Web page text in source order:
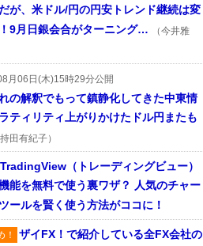
が、米ドル/円の円安トレンド継続は変
9月日銀会合がターニング…
（今井雅
月06日(木)15時29分公開
の解釈でもって鎮静化してきた中東情
ティリティ上がりかけたドル円またも
持田有紀子）
TradingView（トレーディングビュー）
能を無料で使う裏ワザ？ 人気のチャー
ールを賢く使う方法がココに！
！ ザイFX！で紹介している全FX会社の